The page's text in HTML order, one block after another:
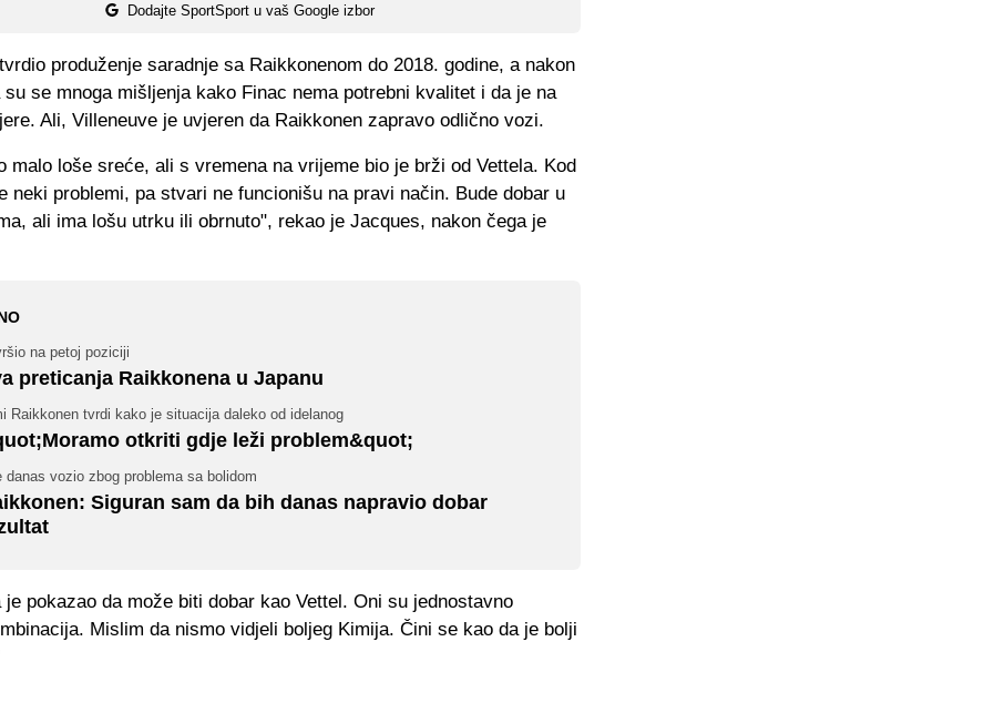
Dodajte SportSport u vaš Google izbor
produženje saradnje sa Raikkonenom do 2018. godine, a nakon
se mnoga mišljenja kako Finac nema potrebni kvalitet i da je na
Ali, Villeneuve je uvjeren da Raikkonen zapravo odlično vozi.
malo loše sreće, ali s vremena na vrijeme bio je brži od Vettela. Kod
neki problemi, pa stvari ne funcionišu na pravi način. Bude dobar u
ali ima lošu utrku ili obrnuto", rekao je Jacques, nakon čega je
na petoj poziciji
preticanja Raikkonena u Japanu
Raikkonen tvrdi kako je situacija daleko od idelanog
otkriti gdje leži problem&quot;
danas vozio zbog problema sa bolidom
Siguran sam da bih danas napravio dobar
je pokazao da može biti dobar kao Vettel. Oni su jednostavno
Mislim da nismo vidjeli boljeg Kimija. Čini se kao da je bolji